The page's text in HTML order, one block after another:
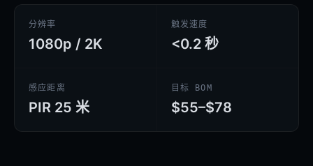
分辨率
1080p / 2K
触发速度
<0.2 秒
感应距离
PIR 25 米
目标 BOM
$55–$78